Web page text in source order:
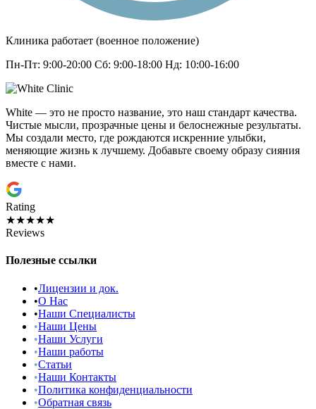
Клиника работает (военное положение)
Пн-Пт: 9:00-20:00 Сб: 9:00-18:00 Нд: 10:00-16:00
White — это не просто название, это наш стандарт качества.
Чистые мысли, прозрачные цены и белоснежные результаты.
Мы создали место, где рождаются искренние улыбки,
меняющие жизнь к лучшему. Добавьте своему образу сияния
вместе с нами.
Rating
★★★★★
Reviews
Полезные ссылки
•Лицензии и док.
•О Нас
•Наши Специалисты
•Наши Цены
•Наши Услуги
•Наши работы
•Статьи
•Наши Контакты
•Политика конфиденциальности
•Обратная связь